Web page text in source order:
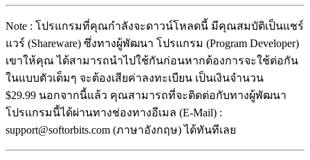
Note : โปรแกรมที่คุณกำลังจะดาวน์โหลดนี้ มีคุณสมบัติเป็นแชร์
แวร์ (Shareware) ซึ่งทางผู้พัฒนา โปรแกรม (Program Developer)
เขาให้คุณ ได้สามารถนำไปใช้กันก่อนหากต้องการจะใช้ต่อกัน
ในแบบตัวเต็มๆ จะต้องเสียค่าลงทะเบียน เป็นเงินจำนวน
$29.99 นอกจากนี้แล้ว คุณสามารถที่จะติดต่อกับทางผู้พัฒนา
โปรแกรมนี้ได้ผ่านทางช่องทางอีเมล (E-Mail) :
support@softorbits.com (ภาษาอังกฤษ) ได้ทันทีเลย